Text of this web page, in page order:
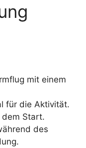
mit einem
für die Aktivität.
dem Start.
des